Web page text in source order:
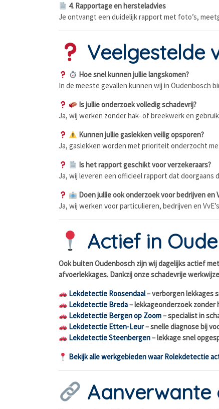
4. Rapportage en hersteladvies
Je ontvangt een duidelijk rapport met foto’s,
Veelgestelde
Hoe snel kunnen jullie langskomen?
In de meeste gevallen kunnen wij in Oudenbosch
Is jullie onderzoek volledig schadevrij?
Ja, wij werken zonder hak- of breekwerk en
Kunnen jullie gaslekken veilig opsporen?
Ja, gaslekken worden met prioriteit onderzocht
Is het rapport geschikt voor verzekeraars?
Ja, wij leveren een officieel rapport dat
Doen jullie ook onderzoek voor bedrijven en
Ja, wij werken voor particulieren, bedrijven en
Actief in
Ook buiten Oudenbosch zijn wij dagelijks actief
afvoerlekkages. Dankzij onze schadevrije
Lekdetectie Roosendaal– verborgen lekkages
Lekdetectie Breda– lekkageonderzoek zonder
Lekdetectie Bergen op Zoom– specialist in
Lekdetectie Etten-Leur– snelle diagnose bij
Lekdetectie Steenbergen– lekkage snel
Bekijk alle werkgebieden waar Rolekdetectie
Aanverwante